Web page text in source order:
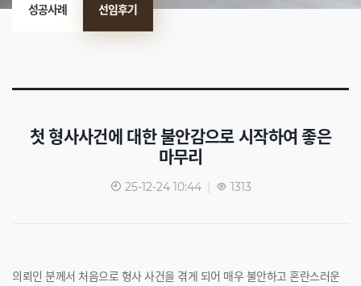
성공사례 선임후기
첫 형사사건에 대한 불안감으로 시작하여 좋은
마무리
25-12-24 10:44 | 1313
의뢰인 분께서 처음으로 형사 사건을 겪게 되어 매우 불안하고 혼란스러운